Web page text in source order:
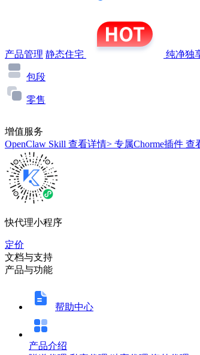
产品管理 静态住宅 纯净独
包段
零售
增值服务
OpenClaw Skill 查看详情> 专属Chorme插件 查
快代理小程序
定价
文档与支持
产品与功能
帮助中心
产品介绍